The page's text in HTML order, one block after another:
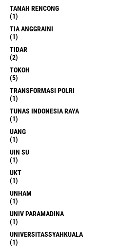
TANAH RENCONG
(1)
TIA ANGGRAINI
(1)
TIDAR
(2)
TOKOH
(5)
TRANSFORMASI POLRI
(1)
TUNAS INDONESIA RAYA
(1)
UANG
(1)
UIN SU
(1)
UKT
(1)
UNHAM
(1)
UNIV PARAMADINA
(1)
UNIVERSITASSYAHKUALA
(1)